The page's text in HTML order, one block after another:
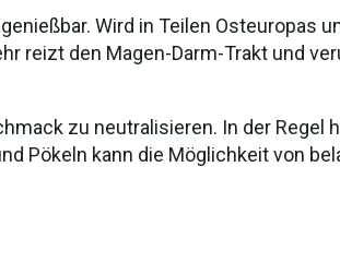
Wird in Teilen Osteuropas
reizt den Magen-Darm-Trakt und
zu neutralisieren. In der Regel
Pökeln kann die Möglichkeit von